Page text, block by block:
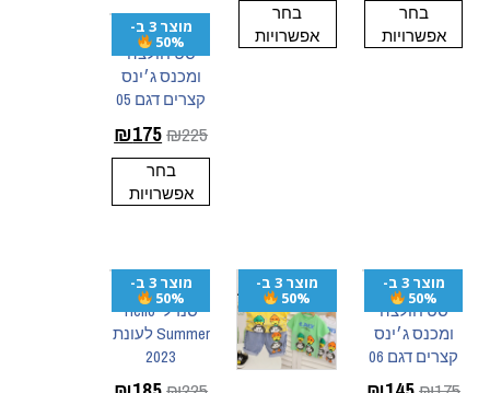
בחר
אפשרויות
בחר
אפשרויות
מוצר 3 ב-
50%
סט חולצה
ומכנס ג׳ינס
קצרים דגם 05
₪225
₪175
בחר
אפשרויות
מוצר 3 ב-
50%
סט חולצה
ומכנס ג׳ינס
קצרים דגם 06
מוצר 3 ב-
50%
מוצר 3 ב-
50%
סנדלי Hello
Summer לעונת
2023